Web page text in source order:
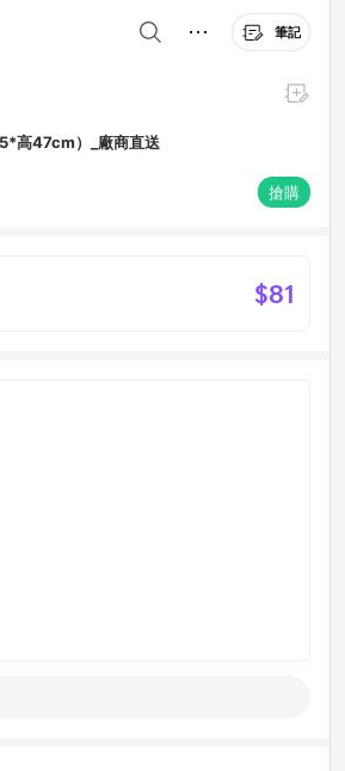
筆記
高47cm）_廠商直送
搶購
$81